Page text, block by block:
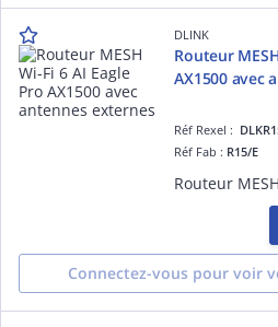
DLINK
Routeur
AX1500 avec
Réf Rexel :
Réf Fab : R15/E
Connectez-vous pour voir